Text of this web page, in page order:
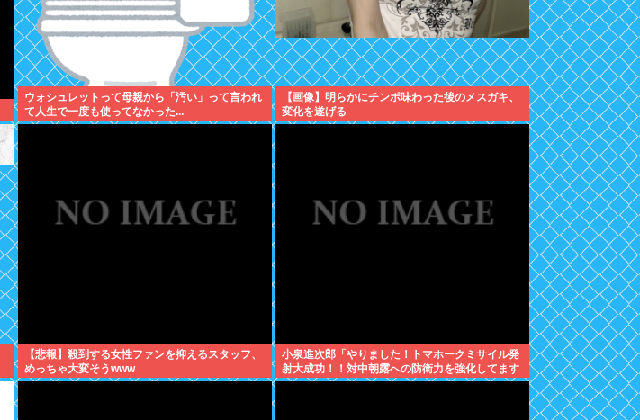
ウォシュレットって母親から「汚い」って言われ
て人生で一度も使ってなかった...
【画像】明らかにチンポ味わった後のメスガキ、
変化を遂げる
【悲報】殺到する女性ファンを抑えるスタッフ、
めっちゃ大変そうwww
小泉進次郎「やりました！トマホークミサイル発
射大成功！！対中朝露への防衛力を強化してます
w」